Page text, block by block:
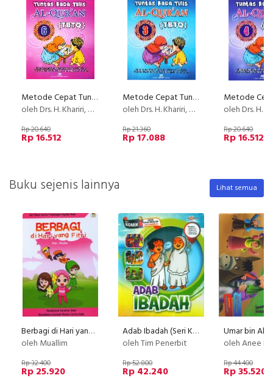
Metode Cepat Tuntas Baca Tulis Al-Quran (TBTQ) #6
oleh Drs. H. Khariri, M.Si.
Rp 20.640
Rp 16.512
Metode Cepat Tuntas Baca Tulis Al-Quran (TBTQ) #3
oleh Drs. H. Khariri, M.Si.
Rp 21.360
Rp 17.088
oleh Drs. H.
Rp 20.640
Rp 16.512
Buku sejenis lainnya Lihat semua
Berbagi di Hari yang Fitri
oleh Muallim
Rp 32.400
Rp 25.920
Adab Ibadah (Seri Komik Adab Anak Muslim) (Promo Luxima)
oleh Tim Penerbit
Rp 52.800
Rp 42.240
oleh Anee
Rp 44.400
Rp 35.520